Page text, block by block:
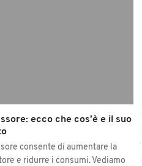
ecco che cos’è e il suo
consente di aumentare la
e ridurre i consumi. Vediamo